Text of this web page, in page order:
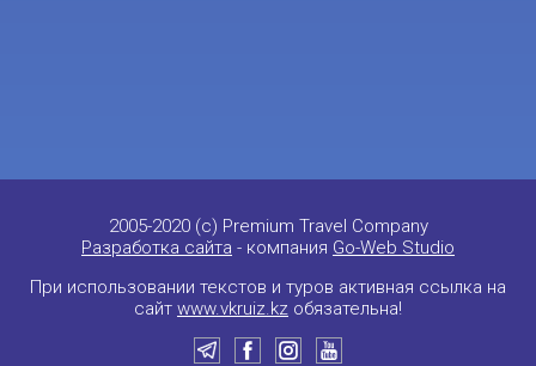
2005-2020 (c) Premium Travel Company
Разработка сайта - компания Go-Web Studio
При использовании текстов и туров активная ссылка на
сайт www.vkruiz.kz обязательна!